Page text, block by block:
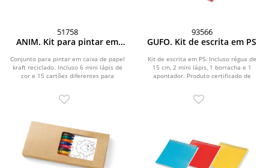
51758
ANIM. Kit para pintar em
reciclado
Conjunto para pintar em caixa de papel
kraft reciclado. Incluso 6 mini lápis de
cor e 15 cartões diferentes para
93566
GUFO. Kit de escrita em PS
Kit de escrita em PS. Incluso régua de
15 cm, 2 mini lápis, 1 borracha e 1
apontador. Produto certificado de